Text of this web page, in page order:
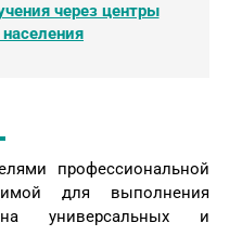
через центры
профессиональной
для выполнения
универсальных и